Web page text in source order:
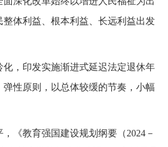
整体利益、根本利益、长远利益出发
化，印发实施渐进式延迟法定退休年
性原则，以总体较缓的节奏，小幅
《教育强国建设规划纲要（2024－